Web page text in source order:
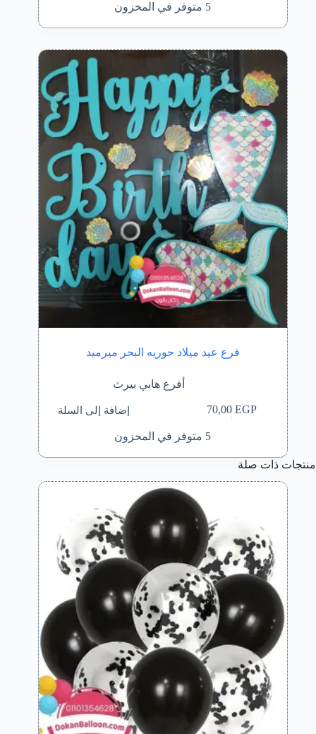
5 متوفر في المخزون
فرع عيد ميلاد حوريه البحر ميرميد
أفرع هابي بيرث
70,00EGP إضافة إلى السلة
5 متوفر في المخزون
منتجات ذات صلة